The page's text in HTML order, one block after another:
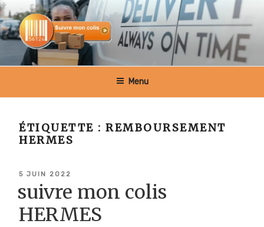
Aller
au
contenu
principal
SUIVRE MON COLIS BELGIQUE
Menu
ÉTIQUETTE :REMBOURSEMENT
HERMES
PUBLIÉ
5 JUIN 2022
suivre mon colis
HERMES